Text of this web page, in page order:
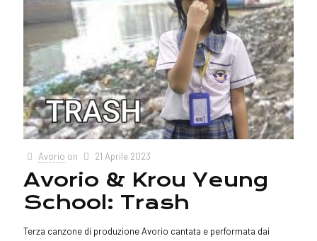
Avorio on 21 Aprile 2023
Avorio & Krou Yeung
School: Trash
Terza canzone di produzione Avorio cantata e performata dai